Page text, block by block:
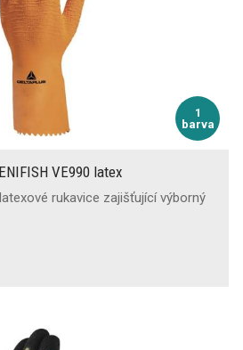
1
barva
VE990 latex
rukavice zajišťující výborný